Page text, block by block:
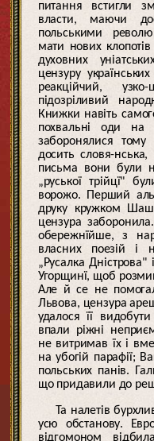
питання встигли
власти, маючи
польськими
мати нових
духовних
цензуру
реакційчий,
підозріливий
Книжки навіть
похвальні оди на
заборонялися
досить словя-
письма вони були
„руської трійцї"
ворожо. Перший
друку кружком
цензура
обережнїйше, з
власних поезій і
„Русалка
Угорщинї, щоб
Але й се не
Львова, цензура
удалося її
впали ріжні
не витримав їх і
на убогій парафії;
польських панів.
що придавили до
Та налетів
усю обстанову.
відгомоном